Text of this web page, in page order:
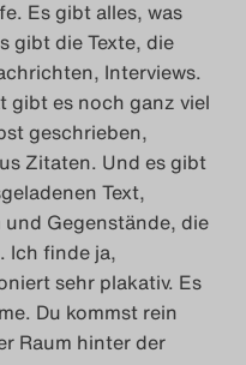
Es gibt alles, was
gibt die Texte, die
Interviews.
gibt es noch ganz viel
geschrieben,
Zitaten. Und es gibt
Text,
Gegenstände, die
Ich finde ja,
sehr plakativ. Es
Du kommst rein
Raum hinter der